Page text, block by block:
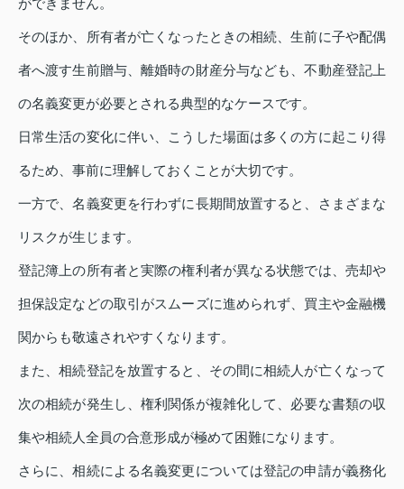
そのほか、所有者が亡くなったときの相続、生前に子や配偶
者へ渡す生前贈与、離婚時の財産分与なども、不動産登記上
の名義変更が必要とされる典型的なケースです。
日常生活の変化に伴い、こうした場面は多くの方に起こり得
るため、事前に理解しておくことが大切です。
一方で、名義変更を行わずに長期間放置すると、さまざまな
リスクが生じます。
登記簿上の所有者と実際の権利者が異なる状態では、売却や
担保設定などの取引がスムーズに進められず、買主や金融機
関からも敬遠されやすくなります。
また、相続登記を放置すると、その間に相続人が亡くなって
次の相続が発生し、権利関係が複雑化して、必要な書類の収
集や相続人全員の合意形成が極めて困難になります。
さらに、相続による名義変更については登記の申請が義務化